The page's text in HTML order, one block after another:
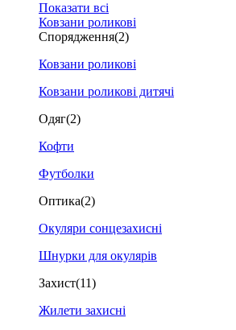
Показати всі
Ковзани роликові
Спорядження(2)
Ковзани роликові
Ковзани роликові дитячі
Одяг(2)
Кофти
Футболки
Оптика(2)
Окуляри сонцезахисні
Шнурки для окулярів
Захист(11)
Жилети захисні